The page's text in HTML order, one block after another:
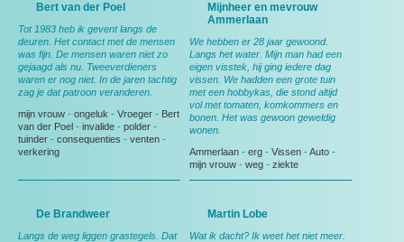
Bert van der Poel
Tot 1983 heb ik gevent langs de
deuren. Het contact met de mensen
was fijn. De mensen waren niet zo
gejaagd als nu. Tweeverdieners
waren er nog niet. In de jaren tachtig
zag je dat patroon veranderen.
mijn vrouw - ongeluk - Vroeger - Bert
van der Poel - invalide - polder -
tuinder - consequenties - venten -
verkering
Mijnheer en mevrouw
Ammerlaan
We hebben er 28 jaar gewoond.
Langs het water. Mijn man had een
eigen visstek, hij ging iedere dag
vissen. We hadden een grote tuin
met een hobbykas, die stond altijd
vol met tomaten, komkommers en
bonen. Het was gewoon geweldig
wonen.
Ammerlaan - erg - Vissen -Auto -
mijn vrouw - weg - ziekte
De Brandweer
Langs de weg liggen grastegels. Dat
Martin Lobe
Wat ik dacht? Ik weet het niet meer.